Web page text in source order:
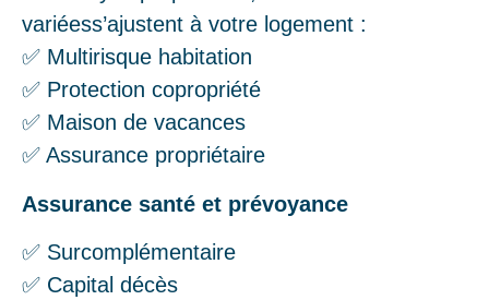
variéess’ajustent à votre logement :
✅ Multirisque habitation
✅ Protection copropriété
✅ Maison de vacances
✅ Assurance propriétaire
Assurance santé et prévoyance
✅ Surcomplémentaire
✅ Capital décès